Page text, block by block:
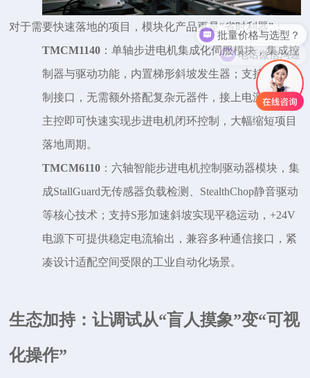
对于需要快速落地的项目，模块化产品更是“省时利器”：
TMCM1140 ：单轴步进电机集成化伺服模块，集成控
制器与驱动功能，内置梯形斜坡发生器；支持多种控
制接口，无需额外搭配复杂元器件，接上电源和上位
主控即可快速实现步进电机闭环控制，大幅缩短项目
落地周期。
TMCM6110 ：六轴智能步进电机控制驱动器模块，集
成StallGuard无传感器负载检测、StealthChop静音驱动
等核心技术；支持S形加速斜坡实现平稳运动，+24V
电源下可提供稳定电流输出，兼容多种通信接口，紧
凑设计适配空间受限的工业自动化场景。
生态加持：让调试从“盲人摸象”变“可视
化操作”
批量价格与选型？
电话微信沟通